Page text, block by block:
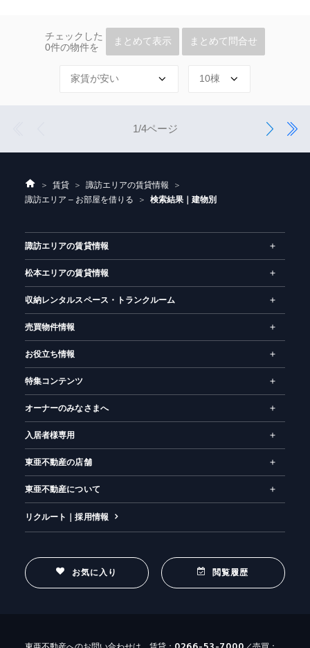
チェックした
0件の物件を
まとめて表示 まとめて問合せ
4
次
へ
1/4ページ
ホ
ー
賃貸
諏訪エリアの賃貸情報
諏訪エリア – お部屋を借りる
検索結果｜建物別
諏訪エリアの賃貸情報
松本エリアの賃貸情報
収納レンタルスペース・トランクルーム
売買物件情報
お役立ち情報
特集コンテンツ
オーナーのみなさまへ
入居者様専用
東亜不動産の店舗
東亜不動産について
リクルート｜採用情報
お気に入り 閲覧履歴